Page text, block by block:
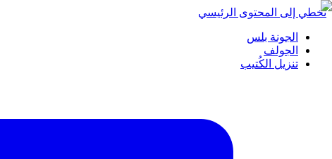
تخطي إلى المحتوى الرئيسي
الجونة بلس
الجولف
تنزيل الكُتيب